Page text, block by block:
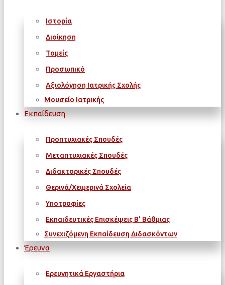
Ιστορία
Διοίκηση
Τομείς
Προσωπικό
Αξιολόγηση Ιατρικής Σχολής
Μουσείο Ιατρικής
Εκπαίδευση
Προπτυχιακές Σπουδές
Μεταπτυχιακές Σπουδές
Διδακτορικές Σπουδές
Θερινά/Χειμερινά Σχολεία
Υποτροφίες
Εκπαιδευτικές Επισκέψεις Β’ Βάθμιας
Συνεχιζόμενη Εκπαίδευση Διδασκόντων
Έρευνα
Ερευνητικά Εργαστήρια